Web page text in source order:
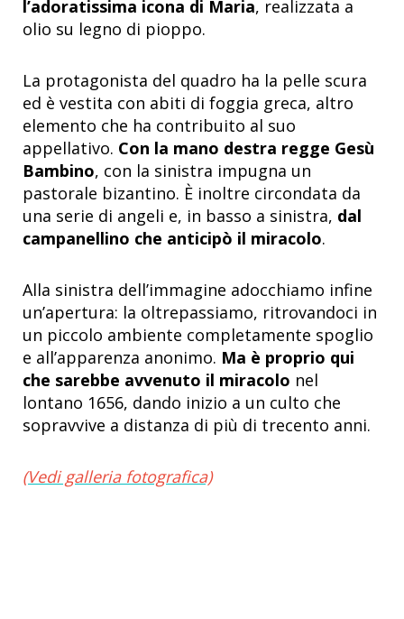
l’adoratissima icona di Maria, realizzata a
olio su legno di pioppo.
La protagonista del quadro ha la pelle scura
ed è vestita con abiti di foggia greca, altro
elemento che ha contribuito al suo
appellativo. Con la mano destra regge Gesù
Bambino, con la sinistra impugna un
pastorale bizantino. È inoltre circondata da
una serie di angeli e, in basso a sinistra, dal
campanellino che anticipò il miracolo.
Alla sinistra dell’immagine adocchiamo infine
un’apertura: la oltrepassiamo, ritrovandoci in
un piccolo ambiente completamente spoglio
e all’apparenza anonimo. Ma è proprio qui
che sarebbe avvenuto il miracolo nel
lontano 1656, dando inizio a un culto che
sopravvive a distanza di più di trecento anni.
(Vedi galleria fotografica)